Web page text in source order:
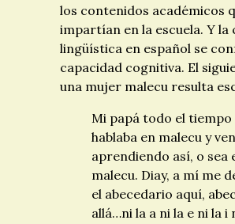
los contenidos académicos
impartían en la escuela. Y la
lingüística en español se
capacidad cognitiva. El
una mujer malecu resulta
Mi papá todo el tiempo
hablaba en malecu y
aprendiendo así, o sea
malecu. Diay, a mí me
el abecedario aquí,
allá…ni la a ni la e ni la i